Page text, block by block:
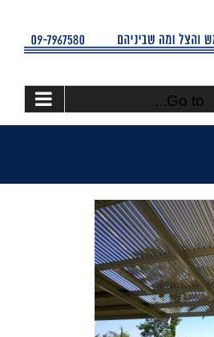
Go to...